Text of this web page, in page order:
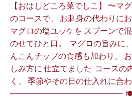
【おはしどころ菜でしこ】 〜マ
のコースで、 お刺身の代わりに
マグロの塩ユッケを スプーンで
のせてひと口。 ⁡ マグロの旨みに
んこんチップの食感も加わり、
しみ方に 仕立てました️ ⁡ コースの
く、 季節やその日の仕入れに合
━━━━━━━━━━━━━━ ⁡ 🍽季節